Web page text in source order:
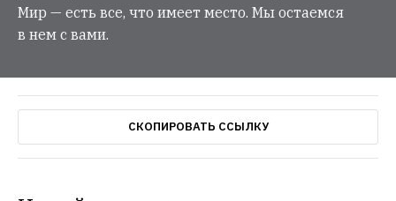
Мир — есть все, что имеет место. Мы остаемся
в нем с вами.
СКОПИРОВАТЬ ССЫЛКУ